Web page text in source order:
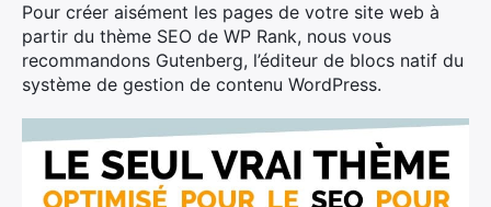
Pour créer aisément les pages de votre site web à
partir du thème SEO de WP Rank, nous vous
recommandons Gutenberg, l’éditeur de blocs natif du
système de gestion de contenu WordPress.